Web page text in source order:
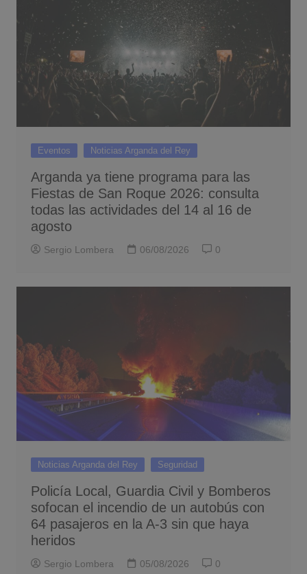
Eventos Noticias Arganda del Rey
Arganda ya tiene programa para las
Fiestas de San Roque 2026: consulta
todas las actividades del 14 al 16 de
agosto
Sergio Lombera 06/08/2026 0
Noticias Arganda del Rey Seguridad
Policía Local, Guardia Civil y Bomberos
sofocan el incendio de un autobús con
64 pasajeros en la A-3 sin que haya
heridos
Sergio Lombera 05/08/2026 0